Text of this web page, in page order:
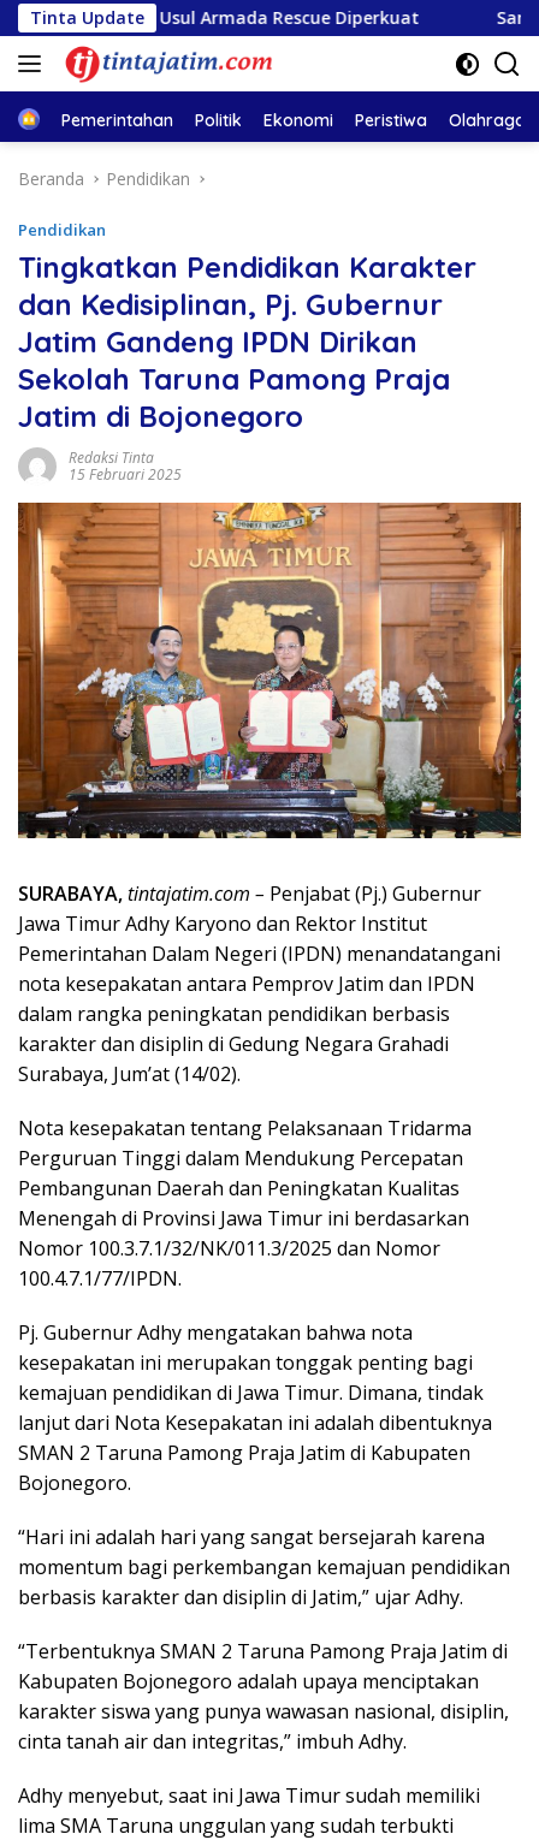
Langsung
ke
konten
Tinta Update
II, Usul Armada Rescue Diperkuat Sambut HUT RI
HomePemerintahan Politik Ekonomi Peristiwa Olahraga
Beranda Pendidikan
Pendidikan
Tingkatkan Pendidikan Karakter
dan Kedisiplinan, Pj. Gubernur
Jatim Gandeng IPDN Dirikan
Sekolah Taruna Pamong Praja
Jatim di Bojonegoro
Redaksi Tinta
15 Februari 2025
SURABAYA,tintajatim.com – Penjabat (Pj.) Gubernur
Jawa Timur Adhy Karyono dan Rektor Institut
Pemerintahan Dalam Negeri (IPDN) menandatangani
nota kesepakatan antara Pemprov Jatim dan IPDN
dalam rangka peningkatan pendidikan berbasis
karakter dan disiplin di Gedung Negara Grahadi
Surabaya, Jum’at (14/02).
Nota kesepakatan tentang Pelaksanaan Tridarma
Perguruan Tinggi dalam Mendukung Percepatan
Pembangunan Daerah dan Peningkatan Kualitas
Menengah di Provinsi Jawa Timur ini berdasarkan
Nomor 100.3.7.1/32/NK/011.3/2025 dan Nomor
100.4.7.1/77/IPDN.
Pj. Gubernur Adhy mengatakan bahwa nota
kesepakatan ini merupakan tonggak penting bagi
kemajuan pendidikan di Jawa Timur. Dimana, tindak
lanjut dari Nota Kesepakatan ini adalah dibentuknya
SMAN 2 Taruna Pamong Praja Jatim di Kabupaten
Bojonegoro.
“Hari ini adalah hari yang sangat bersejarah karena
momentum bagi perkembangan kemajuan pendidikan
berbasis karakter dan disiplin di Jatim,” ujar Adhy.
“Terbentuknya SMAN 2 Taruna Pamong Praja Jatim di
Kabupaten Bojonegoro adalah upaya menciptakan
karakter siswa yang punya wawasan nasional, disiplin,
cinta tanah air dan integritas,” imbuh Adhy.
Adhy menyebut, saat ini Jawa Timur sudah memiliki
lima SMA Taruna unggulan yang sudah terbukti